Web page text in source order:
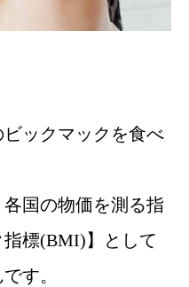
ックマックを食べ
国の物価を測る指
標(BMI)】として
す。